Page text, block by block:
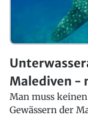
Malediven -
Man muss
Gewässern der